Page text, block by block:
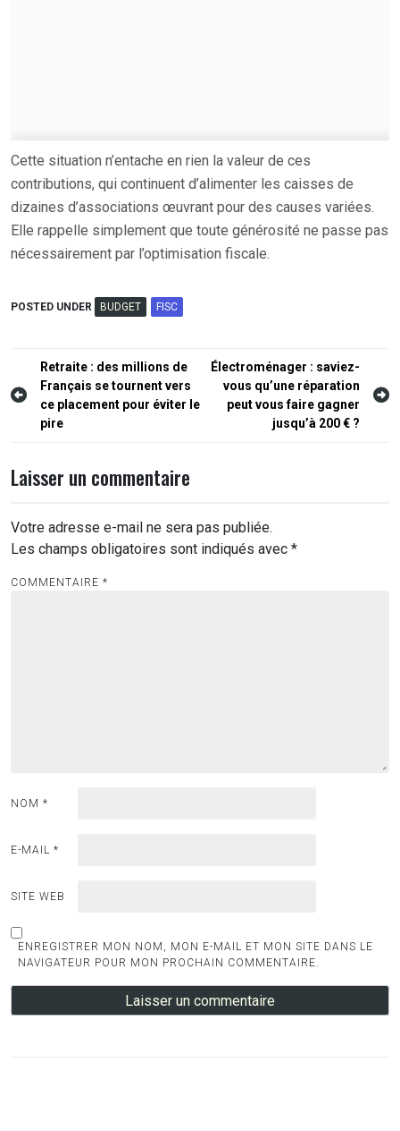
Cette situation n’entache en rien la valeur de ces
contributions, qui continuent d’alimenter les caisses de
dizaines d’associations œuvrant pour des causes variées.
Elle rappelle simplement que toute générosité ne passe pas
nécessairement par l’optimisation fiscale.
POSTED UNDER BUDGET FISC
Navigation
de
l’article
Retraite : des millions de
Français se tournent vers
ce placement pour éviter le
pire
Électroménager : saviez-
vous qu’une réparation
peut vous faire gagner
jusqu’à 200 € ?
Laisser un commentaire
Votre adresse e-mail ne sera pas publiée.
Les champs obligatoires sont indiqués avec *
COMMENTAIRE *
NOM *
E-MAIL *
SITE WEB
ENREGISTRER MON NOM, MON E-MAIL ET MON SITE DANS LE
NAVIGATEUR POUR MON PROCHAIN COMMENTAIRE.